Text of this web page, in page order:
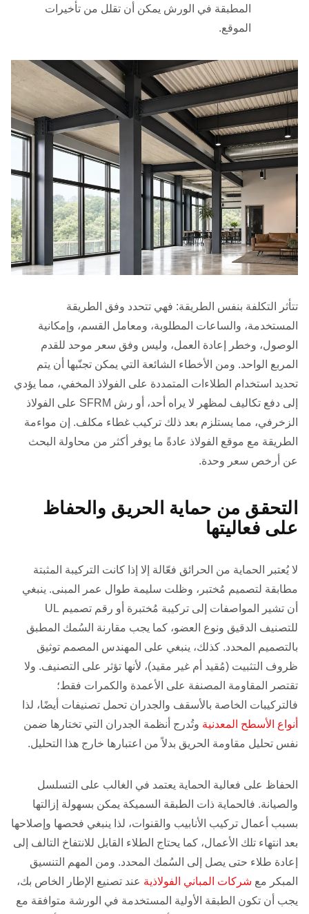
المطبقة في الورش يمكن أن تقلل من تأخيرات
الموقع.
تتأثر التكلفة بنفس الطريقة: فهي تتحدد وفق الطريقة
المستخدمة، والساعات المطلوبة، ومعامل القسم، وإمكانية
الوصول، وخطر إعادة العمل، وليس وفق سعر موحد للقدم
المربع الواحد. ومن الأخطاء الشائعة التي يمكن تجنّبها أن يتم
تحديد استخدام الطلاءات المتمددة على الفولاذ المخفي، مما يؤدي
إلى دفع تكاليف لمظهر لا يراه أحد، أو رش SFRM على الفولاذ
الزخرفي، مما يستلزم بعد ذلك تركيب غطاء مكلف. إن مواءمة
الطريقة مع موقع الفولاذ عادةً ما يوفر أكثر من محاولة البحث
عن أرخص سعر وحدة.
التحقق من حماية الحريق والحفاظ
على فعاليتها
لا يُعتبر الحماية من الحرائق فعّالة إلا إذا كانت التركيبة المثبتة
مطابقة لتصميم مُختبر، وظلت سليمة طوال عمر المبنى. ينبغي
أن تشير المواصفات إلى تركيبة مُختبرة أو رقم تصميم UL
للتصنيف الدقيق ونوع العضو، كما يجب مقارنة السُمك المطبق
بالتصميم المحدد. كذلك، ينبغي على المهندس المصمم توثيق
ظروف التثبيت (مُقيد أم غير مقيد)، لأنها تؤثر على التصنيف. ولا
تقتصر المقاومة المصنفة على الأعمدة والكمرات فقط؛
فالتركيبات الخاصة بالأسقف والجدران تحمل تصنيفات أيضًا، لذا
أنواع الأسطح المعدنية وتُدرج أنظمة الجدران التي تختارها ضمن
نفس تحليل مقاومة الحريق بدلاً من اعتبارها خارج هذا التحليل.
الحفاظ على فعالية الحماية يعتمد في الغالب على التسلسل
والصيانة. فالحماية ذات الطبقة السميكة يمكن بسهولة إزالتها
بسبب أعمال تركيب الأنابيب والقنوات، لذا ينبغي فحصها وإصلاحها
بعد انتهاء تلك الأعمال، كما يحتاج الطلاء القابل للانتفاخ التالف إلى
إعادة طلاء حتى يصل إلى السُمك المحدد. ومن المهم التنسيق
المبكر مع شركات المباني الفولاذية عند تصنيع الإطار الخاص بك،
يجب أن تكون الطبقة الأولية المستخدمة في الورشة متوافقة مع